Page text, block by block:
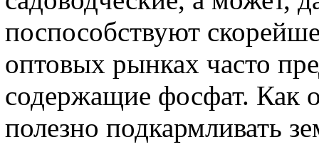
поспособствуют
оптовых рынках часто
содержащие фосфат. Как
полезно подкармливать